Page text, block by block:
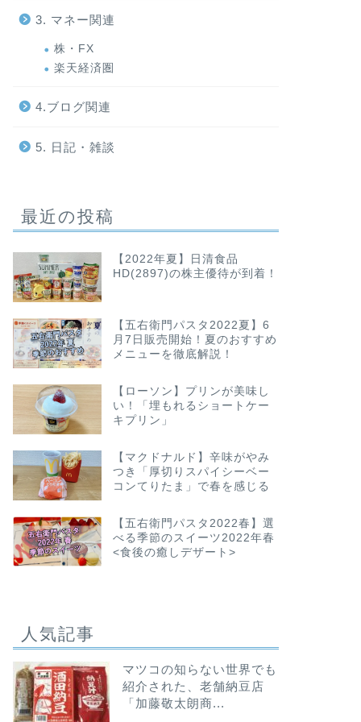
コンビニ
2022年2月15日
コンビニ
「おやつコッペ リッチミルク＆生チ
ョコ」
2022年2月9日
コンビニ
3. マネー関連
株・FX
楽天経済圏
4.ブログ関連
5. 日記・雑談
最近の投稿
【2022年夏】日清食品
HD(2897)の株主優待が到着！
【五右衛門パスタ2022夏】6
月7日販売開始！夏のおすすめ
メニューを徹底解説！
【ローソン】プリンが美味し
い！「埋もれるショートケー
キプリン」
【マクドナルド】辛味がやみ
つき「厚切りスパイシーベー
コンてりたま」で春を感じる
【五右衛門パスタ2022春】選
べる季節のスイーツ2022年春
<食後の癒しデザート>
人気記事
マツコの知らない世界でも
紹介された、老舗納豆店
「加藤敬太朗商...